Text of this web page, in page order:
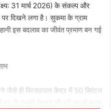
31 मार्च 2026) के संकल्प और
दिखने लगा है। सुकमा के ग्राम
इस बदलाव का जीवंत प्रमाण बन गई
जैसे ही बिरसठपाल केंद्र में 50 क्विंटल